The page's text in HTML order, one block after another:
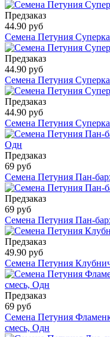
Предзаказ
44.90 руб
Семена Петуния
Предзаказ
44.90 руб
Семена Петуния
Предзаказ
44.90 руб
Семена Петуния
Предзаказ
69 руб
Семена Петуния Пан-
Предзаказ
69 руб
Семена Петуния Пан-
Предзаказ
49.90 руб
Семена Петуния
Предзаказ
69 руб
Семена Петуния
смесь, Одн